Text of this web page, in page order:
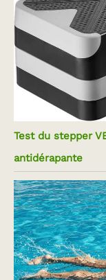
Test du stepper
antidérapante